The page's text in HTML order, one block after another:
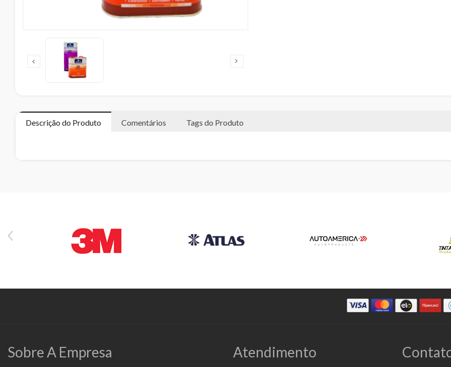
Descrição do Produto Comentários Tags do Produto
Sobre A Empresa Atendimento